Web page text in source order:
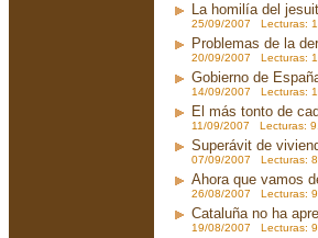
La homilía del
25/09/2007 Lecturas:
Problemas de la
20/09/2007 Lecturas:
Gobierno de
14/09/2007 Lecturas:
El más tonto de
11/09/2007 Lecturas:
Superávit de
07/09/2007 Lecturas:
Ahora que vamos
26/08/2007 Lecturas:
Cataluña no ha
19/08/2007 Lecturas: